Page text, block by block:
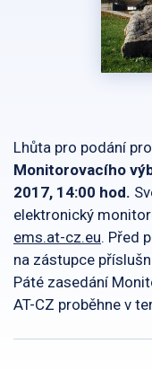
Lhůta pro podání
Monitorovacího
2017, 14:00 hod.
elektronický
ems.at-cz.eu. Před
na zástupce
Páté zasedání
AT-CZ proběhne v